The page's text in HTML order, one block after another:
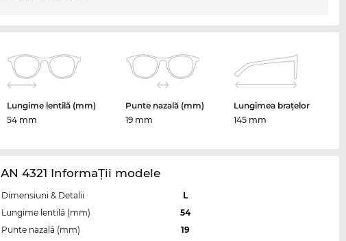
Lungime lentilă (mm)
54 mm
Punte nazală (mm)
19 mm
Lungimea brațelor
145 mm
AN 4321 InformaŢii modele
Dimensiuni & Detalii
L
Lungime lentilă (mm)
54
Punte nazală (mm)
19